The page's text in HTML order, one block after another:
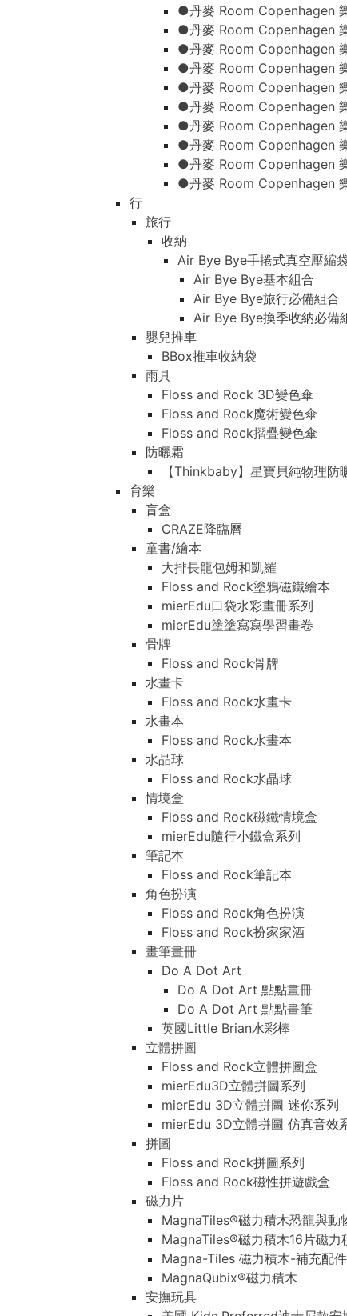
●丹麥 Room Copenhagen
●丹麥 Room Copenhagen
●丹麥 Room Copenhagen
●丹麥 Room Copenhagen
●丹麥 Room Copenhagen
●丹麥 Room Copenhagen
●丹麥 Room Copenhagen
●丹麥 Room Copenhagen
●丹麥 Room Copenhagen
●丹麥 Room Copenhagen
行
旅行
收納
Air Bye Bye手捲式真空壓縮
Air Bye Bye基本組合
Air Bye Bye旅行必備組合
Air Bye Bye換季收納必備
嬰兒推車
BBox推車收納袋
雨具
Floss and Rock 3D變色傘
Floss and Rock魔術變色傘
Floss and Rock摺疊變色傘
防曬霜
【Thinkbaby】星寶貝純物理防
育樂
盲盒
CRAZE降臨曆
童書/繪本
大排長龍包姆和凱羅
Floss and Rock塗鴉磁鐵繪本
mierEdu口袋水彩畫冊系列
mierEdu塗塗寫寫學習畫卷
骨牌
Floss and Rock骨牌
水畫卡
Floss and Rock水畫卡
水畫本
Floss and Rock水畫本
水晶球
Floss and Rock水晶球
情境盒
Floss and Rock磁鐵情境盒
mierEdu隨行小鐵盒系列
筆記本
Floss and Rock筆記本
角色扮演
Floss and Rock角色扮演
Floss and Rock扮家家酒
畫筆畫冊
Do A Dot Art
Do A Dot Art 點點畫冊
Do A Dot Art 點點畫筆
英國Little Brian水彩棒
立體拼圖
Floss and Rock立體拼圖盒
mierEdu3D立體拼圖系列
mierEdu 3D立體拼圖 迷你系列
mierEdu 3D立體拼圖 仿真音效
拼圖
Floss and Rock拼圖系列
Floss and Rock磁性拼遊戲盒
磁力片
MagnaTiles®磁力積木恐龍與動
MagnaTiles®磁力積木16片磁力
Magna-Tiles 磁力積木-補充配件
MagnaQubix®磁力積木
安撫玩具